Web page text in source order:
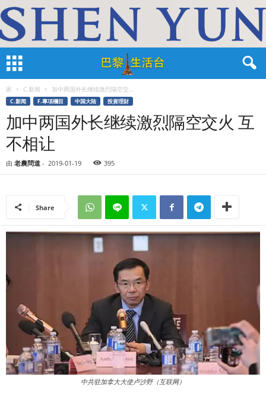
家 C.新闻 加中两国外长继续激烈隔空交...
C.新闻 F.專項欄目 中国大陆 投資理財
加中两国外长继续激烈隔空交火 互
不相让
由 老農問道 - 2019-01-19 395
Share
中共驻加拿大大使卢沙野（互联网）